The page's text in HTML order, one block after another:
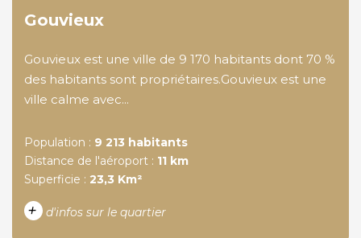
Gouvieux
Gouvieux est une ville de 9 170 habitants dont 70 %
des habitants sont propriétaires.Gouvieux est une
ville calme avec...
Population : 9 213 habitants
Distance de l'aéroport : 11 km
Superficie : 23,3 Km²
+ d'infos sur le quartier